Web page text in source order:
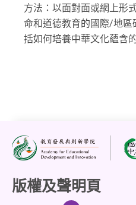
方法：以面對面或網上形
命和道德教育的國際/地
括如何培養中華文化蘊含
版權及聲明頁